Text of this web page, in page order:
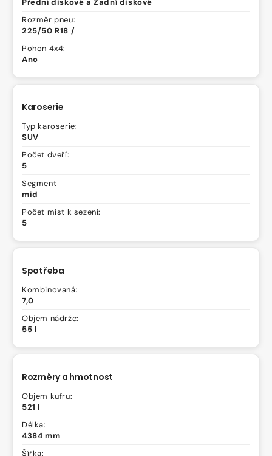
Rozměr pneu:
225/50 R18 /
Pohon 4x4:
Ano
Karoserie
Typ karoserie:
SUV
Počet dveří:
5
Segment
mid
Počet míst k sezení:
5
Spotřeba
Kombinovaná:
7,0
Objem nádrže:
55 l
Rozměry a hmotnost
Objem kufru:
521 l
Délka:
4384 mm
Šířka: